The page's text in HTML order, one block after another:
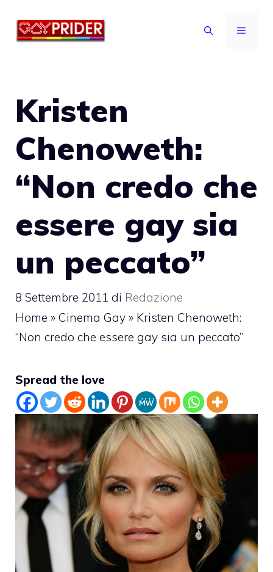
MENU
Kristen
Chenoweth:
“Non credo che
essere gay sia
un peccato”
8 Settembre 2011 di Redazione
Home » Cinema Gay » Kristen Chenoweth:
“Non credo che essere gay sia un peccato”
Spread the love